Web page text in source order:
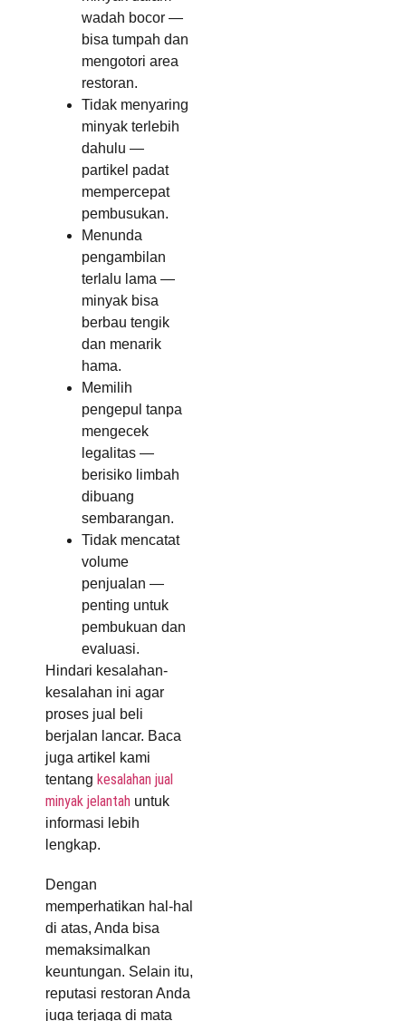
wadah bocor —
bisa tumpah dan
mengotori area
restoran.
Tidak menyaring
minyak terlebih
dahulu —
partikel padat
mempercepat
pembusukan.
Menunda
pengambilan
terlalu lama —
minyak bisa
berbau tengik
dan menarik
hama.
Memilih
pengepul tanpa
mengecek
legalitas —
berisiko limbah
dibuang
sembarangan.
Tidak mencatat
volume
penjualan —
penting untuk
pembukuan dan
evaluasi.
Hindari kesalahan-
kesalahan ini agar
proses jual beli
berjalan lancar. Baca
juga artikel kami
tentang kesalahan jual
minyak jelantah untuk
informasi lebih
lengkap.
Dengan
memperhatikan hal-hal
di atas, Anda bisa
memaksimalkan
keuntungan. Selain itu,
reputasi restoran Anda
juga terjaga di mata